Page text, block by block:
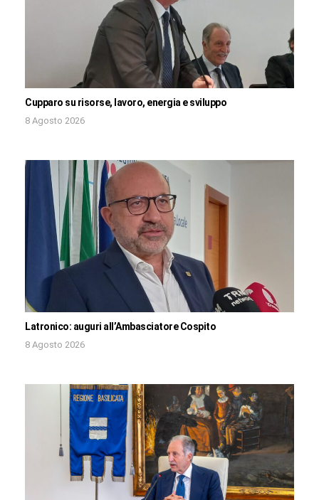
Cupparo su risorse, lavoro, energia e sviluppo
8 Agosto 2026
Latronico: auguri all’Ambasciatore Cospito
8 Agosto 2026